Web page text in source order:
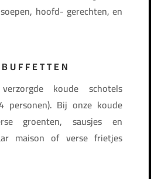
hoofd- gerechten, en
koude schotels
personen). Bij onze koude
groenten, sausjes en
maison of verse frietjes